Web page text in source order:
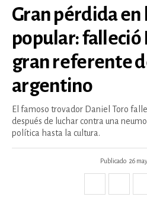
Gran pérdida
popular: falleció
gran referente
argentino
El famoso trovador Daniel Toro
después de luchar contra una
política hasta la cultura.
Publicado 26